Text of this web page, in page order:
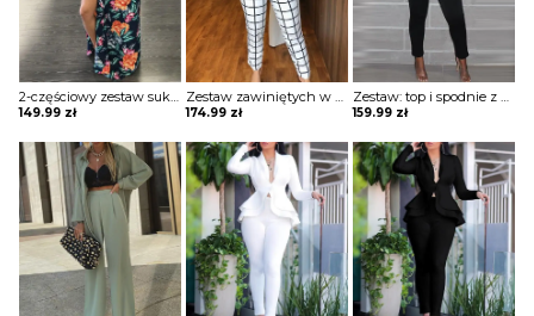
2-częściowy zestaw sukienka w kwiaty z wysokim rozcięciem Concetta
149.99 zł
Zestaw zawiniętych w kratkę topu i spodni z wysokim stanem komplet Miina
174.99 zł
Zestaw: top i spodnie z głębokim dekoltem ruffles komplet Hirona
159.99 zł